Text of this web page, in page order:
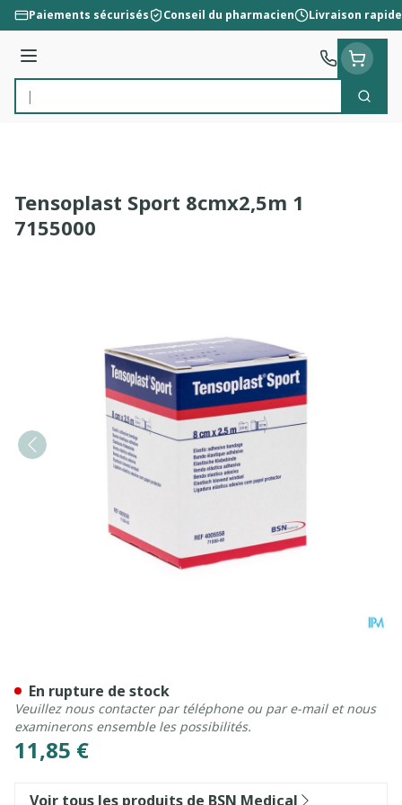
Aller au contenu
Paiements sécurisés Conseil du pharmacien Livraison rapide
Menu
Rechercher
Tensoplast Sport 8cmx2,5m 1
7155000
11,85 €
En rupture de stock
Veuillez nous contacter par téléphone ou par e-mail et nous
examinerons ensemble les possibilités.
Voir tous les produits de BSN Medical